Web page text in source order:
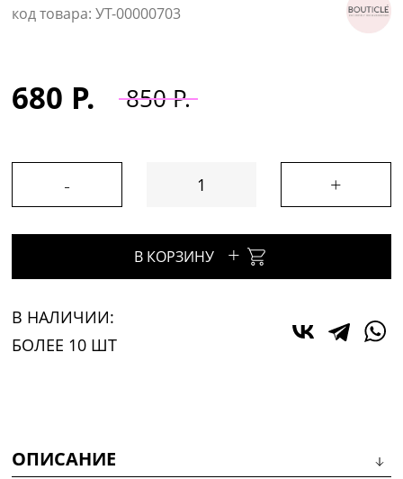
код товара: УТ-00000703
680 Р. 850 Р.
- +
В КОРЗИНУ +
В НАЛИЧИИ:
БОЛЕЕ 10 ШТ
ОПИСАНИЕ